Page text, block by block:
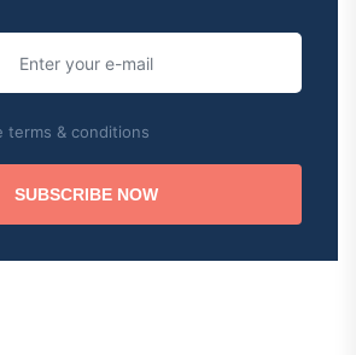
terms & conditions
SUBSCRIBE NOW